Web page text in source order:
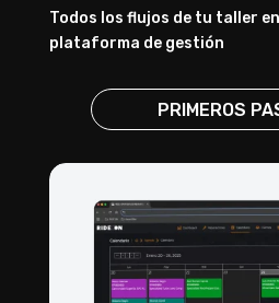
Todos los flujos de tu taller
plataforma de gestión
PRIMEROS